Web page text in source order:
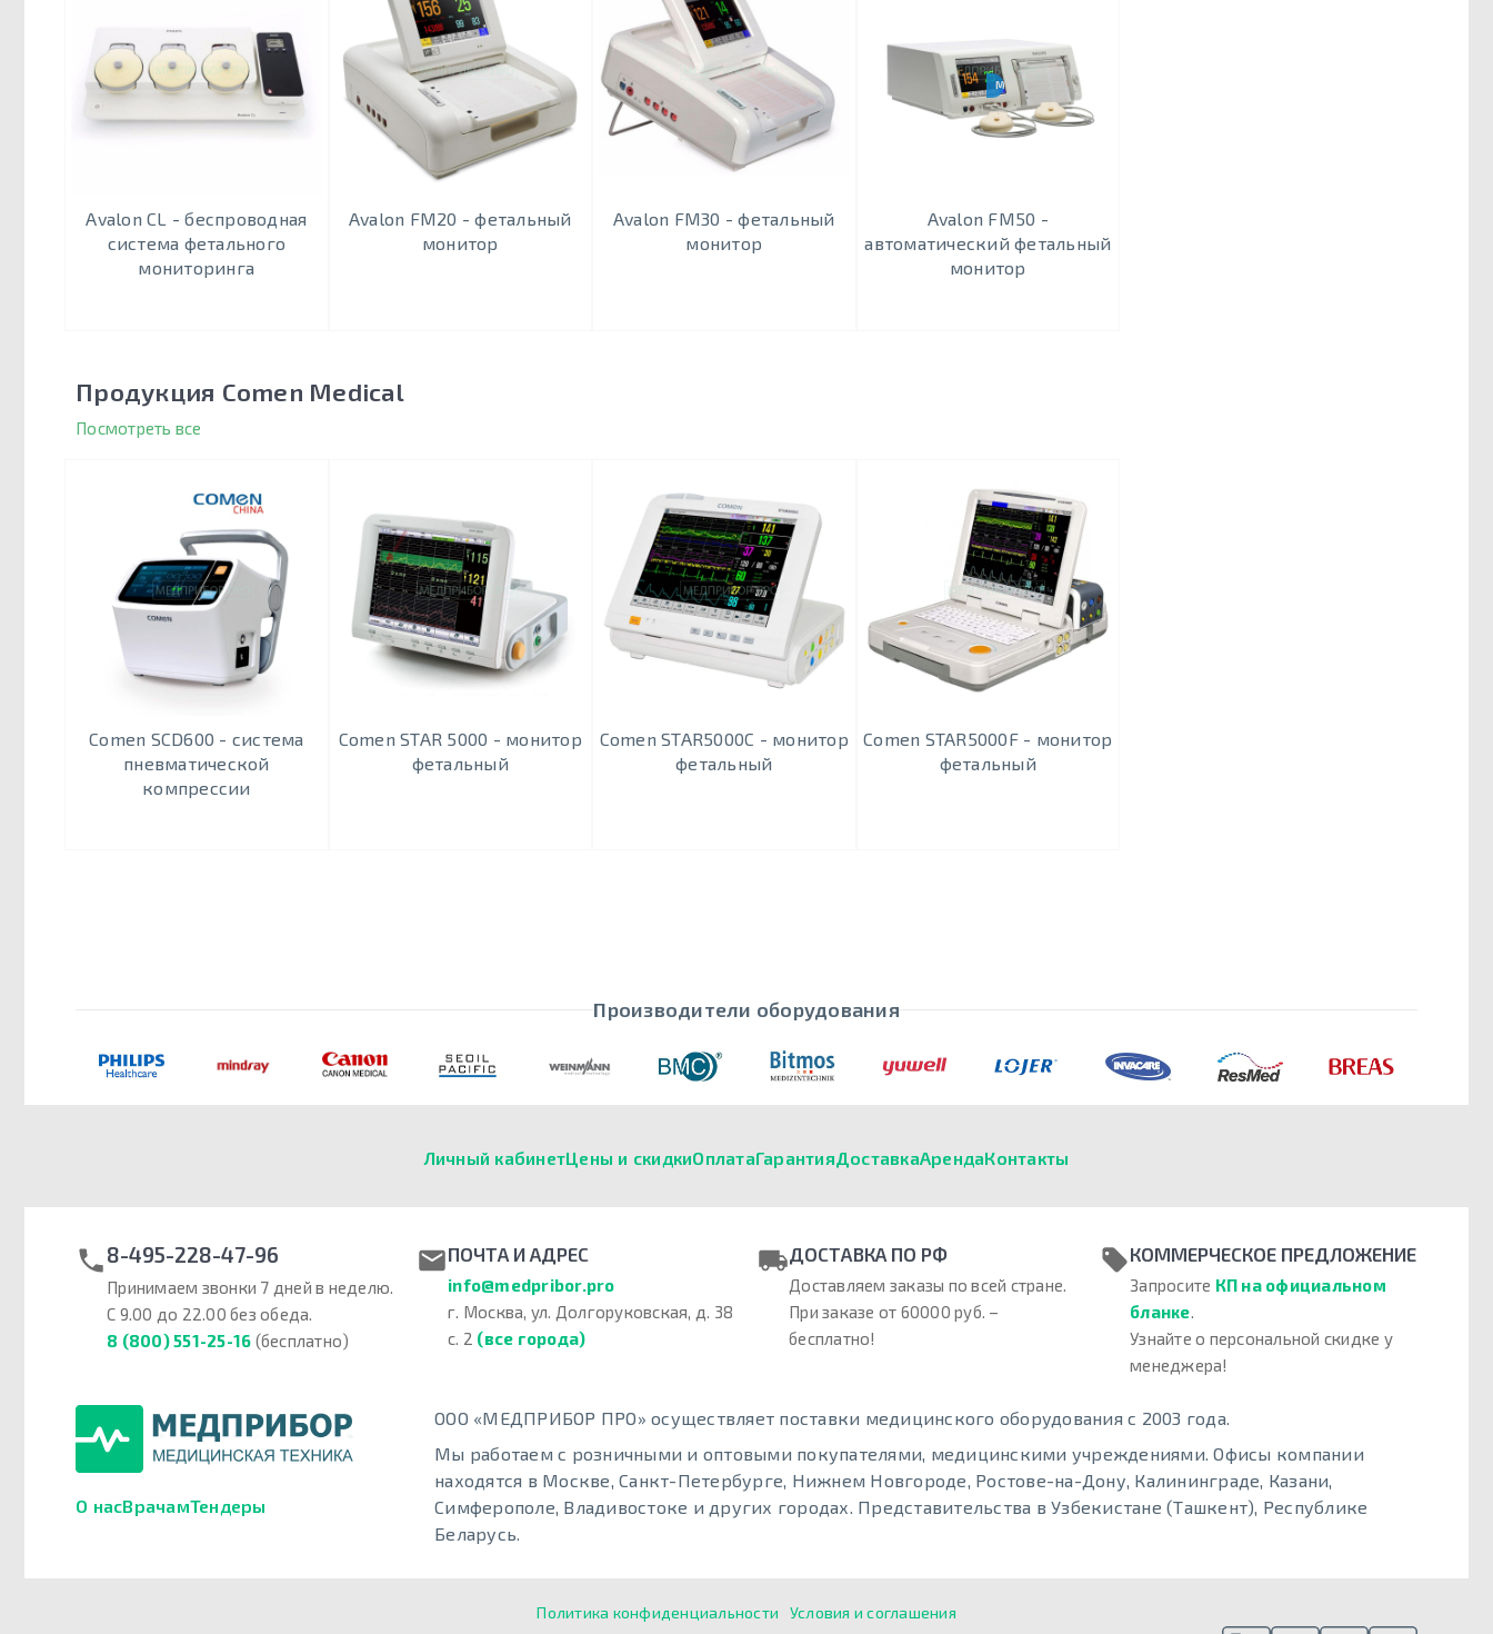
Avalon CL - беспроводная
система фетального
мониторинга
Avalon FM20 - фетальный
монитор
Avalon FM30 - фетальный
монитор
МОНИТОРИНГ ТРОЙНИ
Avalon FM50 -
автоматический фетальный
монитор
Продукция Comen Medical
Посмотреть все
Comen SCD600 - система
пневматической
компрессии
Comen STAR 5000 - монитор
фетальный
Comen STAR5000C - монитор
фетальный
Comen STAR5000F - монитор
фетальный
Производители оборудования
Личный кабинетЦены и скидкиОплатаГарантияДоставкаАрендаКонтакты
8-495-228-47-96
Принимаем звонки 7 дней в неделю.
С 9.00 до 22.00 без обеда.
8 (800) 551-25-16 (бесплатно)
ПОЧТА И АДРЕС
info@medpribor.pro
г. Москва, ул. Долгоруковская, д. 38
с. 2 (все города)
ДОСТАВКА ПО РФ
Доставляем заказы по всей стране.
При заказе от 60000 руб. –
бесплатно!
КОММЕРЧЕСКОЕ ПРЕДЛОЖЕНИЕ
Запросите КП на официальном
бланке.
Узнайте о персональной скидке у
менеджера!
О насВрачамТендеры
ООО «МЕДПРИБОР ПРО» осуществляет поставки медицинского оборудования с 2003 года.
Мы работаем с розничными и оптовыми покупателями, медицинскими учреждениями. Офисы компании
находятся в Москве, Санкт-Петербурге, Нижнем Новгороде, Ростове-на-Дону, Калининграде, Казани,
Симферополе, Владивостоке и других городах. Представительства в Узбекистане (Ташкент), Республике
Беларусь.
Политика конфиденциальности
Условия и соглашения